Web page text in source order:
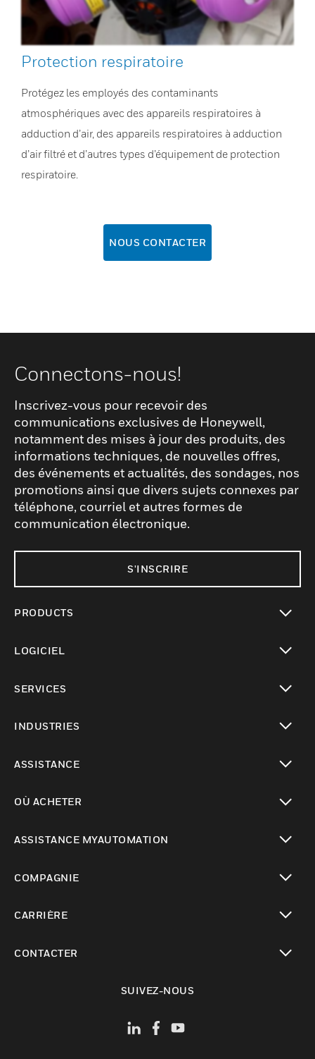
Protection respiratoire
Protégez les employés des contaminants
atmosphériques avec des appareils respiratoires à
adduction d’air, des appareils respiratoires à adduction
d’air filtré et d’autres types d’équipement de protection
respiratoire.
NOUS CONTACTER
Connectons-nous!
Inscrivez-vous pour recevoir des
communications exclusives de Honeywell,
notamment des mises à jour des produits, des
informations techniques, de nouvelles offres,
des événements et actualités, des sondages, nos
promotions ainsi que divers sujets connexes par
téléphone, courriel et autres formes de
communication électronique.
S'INSCRIRE
PRODUCTS
LOGICIEL
SERVICES
INDUSTRIES
ASSISTANCE
OÙ ACHETER
ASSISTANCE MYAUTOMATION
COMPAGNIE
CARRIÈRE
CONTACTER
SUIVEZ-NOUS